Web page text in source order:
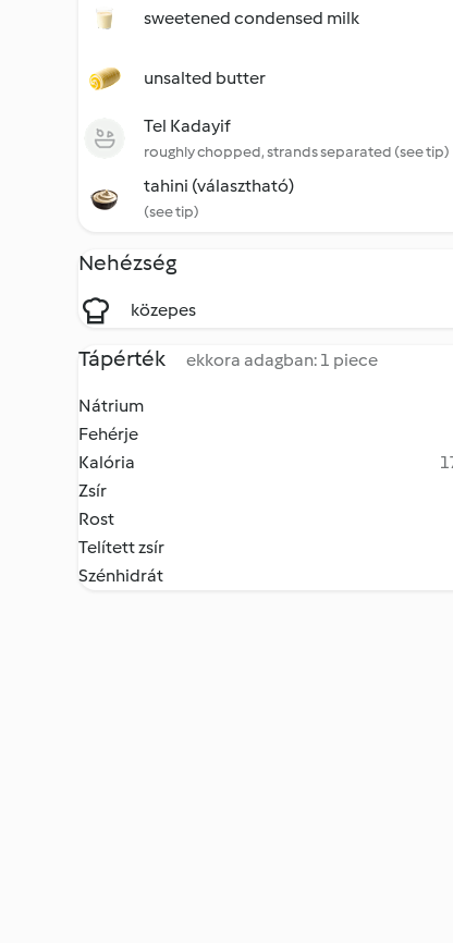
sweetened condensed milk
unsalted butter
Tel Kadayif
roughly chopped, strands separated (see tip)
tahini (választható)
(see tip)
Nehézség
közepes
Tápérték ekkora adagban: 1 piece
Nátrium
Fehérje
Kalória
Zsír
Rost
Telített zsír
Szénhidrát